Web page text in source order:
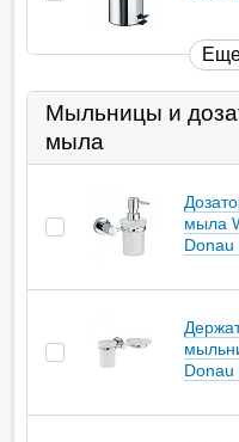
Мыльницы и
мыла
мыла
Donau
Donau